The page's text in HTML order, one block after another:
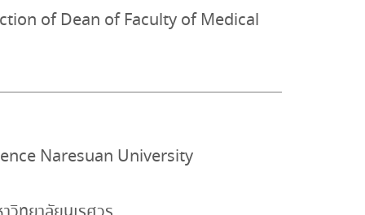
of Dean of Faculty of Medical
Naresuan University